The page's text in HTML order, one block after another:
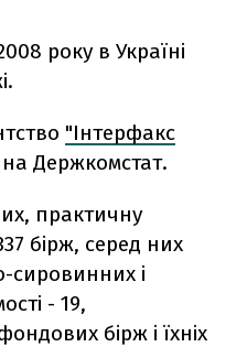
року в Україні
"Інтерфакс
Держкомстат.
практичну
бірж, серед них
сировинних і
- 19,
бірж і їхніх